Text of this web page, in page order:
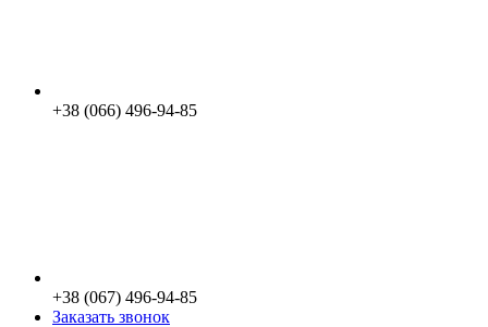
+38 (066) 496-94-85
+38 (067) 496-94-85
Заказать звонок